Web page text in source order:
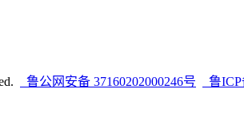
鲁公网安备 37160202000246号 鲁ICP